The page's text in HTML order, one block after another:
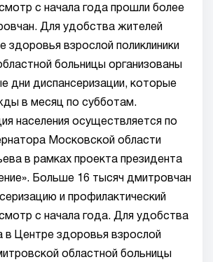
с начала года прошли более
Для удобства жителей
здоровья взрослой поликлиники
больницы организованы
дни диспансеризации, которые
в месяц по субботам.
населения осуществляется по
Московской области
в рамках проекта президента
Больше 16 тысяч дмитровчан
и профилактический
с начала года. Для удобства
в Центре здоровья взрослой
областной больницы